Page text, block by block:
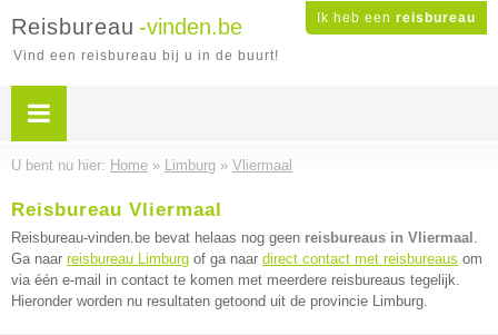
Ik heb een reisbureau
Reisbureau -vinden.be
Vind een reisbureau bij u in de buurt!
U bent nu hier: Home » Limburg » Vliermaal
Reisbureau Vliermaal
Reisbureau-vinden.be bevat helaas nog geen reisbureaus in Vliermaal .
Ga naar reisbureau Limburg of ga naar direct contact met reisbureaus om
via één e-mail in contact te komen met meerdere reisbureaus tegelijk.
Hieronder worden nu resultaten getoond uit de provincie Limburg.